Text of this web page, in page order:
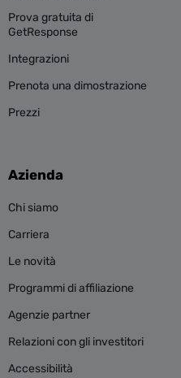
Prova gratuita di
GetResponse
Integrazioni
Prenota una dimostrazione
Prezzi
Azienda
Chi siamo
Carriera
Le novità
Programmi di affiliazione
Agenzie partner
Relazioni con gli investitori
Accessibilità